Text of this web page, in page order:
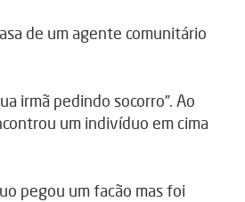
de um agente comunitário
irmã pedindo socorro”. Ao
um indivíduo em cima
pegou um facão mas foi